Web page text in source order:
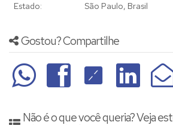
Estado: São Paulo, Brasil
Gostou? Compartilhe
Não é o que você queria? Veja